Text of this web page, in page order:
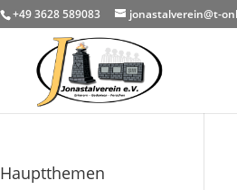
+49 3628 589083 jonastalverein@t-
Hauptthemen